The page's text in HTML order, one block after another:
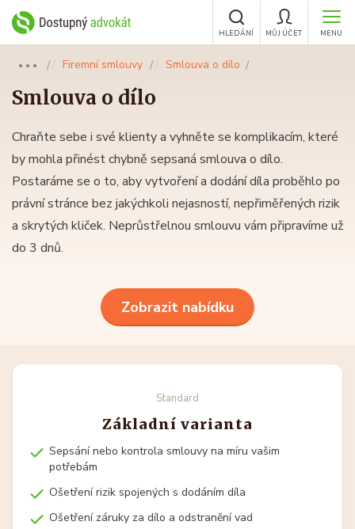
MENU
MŮJ ÚČET
HLEDÁNÍ
●●● Firemní smlouvy Smlouva o dílo
Smlouva o dílo
Chraňte sebe i své klienty a vyhněte se komplikacím, které
by mohla přinést chybně sepsaná smlouva o dílo.
Postaráme se o to, aby vytvoření a dodání díla proběhlo po
právní stránce bez jakýchkoli nejasností, nepřiměřených rizik
a skrytých kliček. Neprůstřelnou smlouvu vám připravíme už
do 3 dnů.
Zobrazit nabídku
Standard
Základní varianta
Sepsání nebo kontrola smlouvy na míru vašim
potřebám
Ošetření rizik spojených s dodáním díla
Ošetření záruky za dílo a odstranění vad